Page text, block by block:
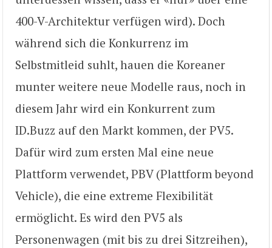
400-V-Architektur verfügen wird). Doch
während sich die Konkurrenz im
Selbstmitleid suhlt, hauen die Koreaner
munter weitere neue Modelle raus, noch in
diesem Jahr wird ein Konkurrent zum
ID.Buzz auf den Markt kommen, der PV5.
Dafür wird zum ersten Mal eine neue
Plattform verwendet, PBV (Plattform beyond
Vehicle), die eine extreme Flexibilität
ermöglicht. Es wird den PV5 als
Personenwagen (mit bis zu drei Sitzreihen),